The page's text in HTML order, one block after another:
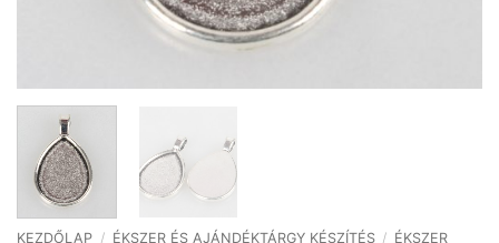
KEZDŐLAP / ÉKSZER ÉS AJÁNDÉKTÁRGY KÉSZÍTÉS / ÉKSZER